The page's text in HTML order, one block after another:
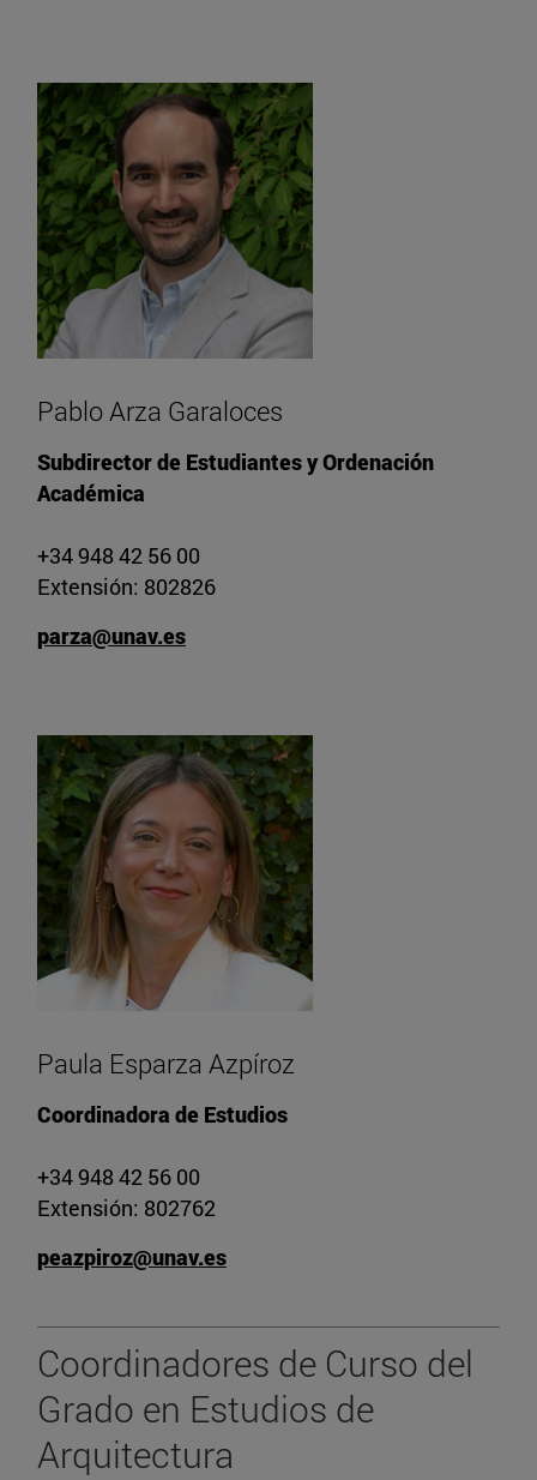
Pablo Arza Garaloces
Subdirector de Estudiantes y Ordenación
Académica
+34 948 42 56 00
Extensión: 802826
parza@unav.es
Paula Esparza Azpíroz
Coordinadora de Estudios
+34 948 42 56 00
Extensión: 802762
peazpiroz@unav.es
Coordinadores de Curso del
Grado en Estudios de
Arquitectura